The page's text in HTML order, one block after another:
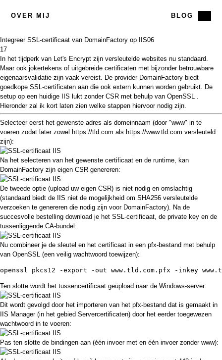
OVER MIJ BLOG
Integreer SSL-certificaat van DomainFactory op IIS06
17
In het tijdperk van Let's Encrypt zijn versleutelde websites nu standaard.
Maar ook jokertekens of uitgebreide certificaten met bijzonder betrouwbare
eigenaarsvalidatie zijn vaak vereist. De provider DomainFactory biedt
goedkope SSL-certificaten aan die ook extern kunnen worden gebruikt. De
setup op een huidige IIS lukt zonder CSR met behulp van OpenSSL
Hieronder zal ik kort laten zien welke stappen hiervoor nodig zijn.
Selecteer eerst het gewenste adres als domeinnaam (door "www" in te
voeren zodat later zowel https://tld.com ​​als https://www.tld.com versleuteld
zijn):
Na het selecteren van het gewenste certificaat en de runtime, kan
DomainFactory zijn eigen CSR genereren:
De tweede optie (upload uw eigen CSR) is niet nodig en omslachtig
(standaard biedt de IIS niet de mogelijkheid om SHA256 versleutelde
verzoeken te genereren die nodig zijn voor DomainFactory). Na de
succesvolle bestelling download je het SSL-certificaat, de private key en de
tussenliggende CA-bundel:
Nu combineer je de sleutel en het certificaat in een pfx-bestand met behulp
van OpenSSL (een veilig wachtwoord toewijzen):
openssl pkcs12 -export -out www.tld.com.pfx -inkey
Ten slotte wordt het tussencertificaat geüpload naar de Windows-server:
Dit wordt gevolgd door het importeren van het pfx-bestand dat is gemaakt in
IIS Manager (in het gebied Servercertificaten) door het eerder toegewezen
wachtwoord in te voeren:
Pas ten slotte de bindingen aan (één invoer met en één invoer zonder www):